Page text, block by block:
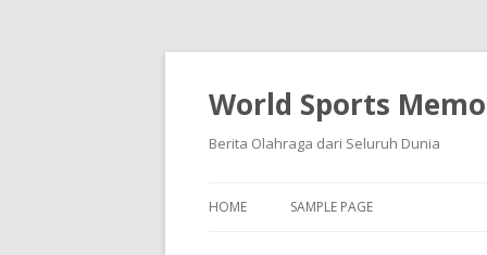
World Sports
Berita Olahraga dari Seluruh Dunia
HOME SAMPLE PAGE